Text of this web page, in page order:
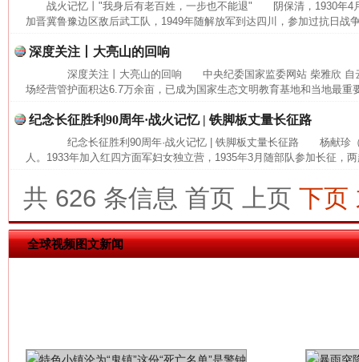
战火记忆丨"我身后有老百姓，一步也不能退" 阴保清，1930年4
加晋冀鲁豫边区敌后武工队，1949年随解放军到达四川，参加过抗日战
深度关注丨大亮山的回响
深度关注丨大亮山的回响 中央纪委国家监委网站 柴雅欣
场经营管护面积达6.7万余亩，已成为国家生态文明教育基地和当地最重
纪念长征胜利90周年·战火记忆 | 铁脚板丈量长征路
纪念长征胜利90周年·战火记忆 | 铁脚板丈量长征路 杨献珍（
人。1933年加入红四方面军妇女独立营，1935年3月随部队参加长征，
共 626 条信息 首页 上页 下页
全球视频图文新闻